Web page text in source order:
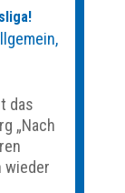
,
„Nach
wieder